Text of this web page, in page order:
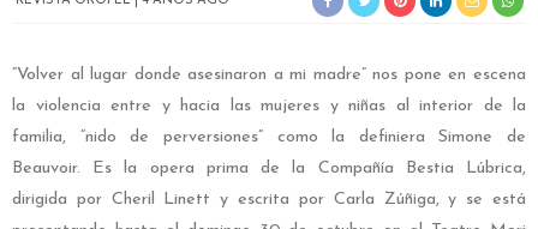
“Volver al lugar donde asesinaron a mi madre” nos pone en escena
la violencia entre y hacia las mujeres y niñas al interior de la
familia, “nido de perversiones” como la definiera Simone de
Beauvoir. Es la opera prima de la Compañía Bestia Lúbrica,
dirigida por Cheril Linett y escrita por Carla Zúñiga, y se está